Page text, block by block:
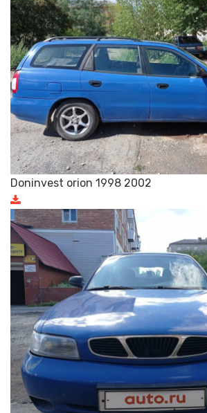
Doninvest orion 1998 2002